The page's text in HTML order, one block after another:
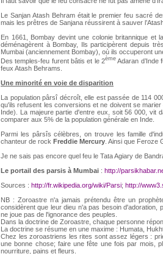
Le Sanjan Atash Behram était le premier feu sacré
mais les prêtres de Sanjana réussirent à sauver
En 1661, Bombay devint une colonie britannique et
déménagèrent à Bombay, Ils participèrent depuis
Mumbai (anciennement Bombay), où ils occuperont
Des temples-feu furent bâtis et le 2ème Adaran d’Inde
feux Atash Behrams.
Une minorité en voie de disparition
La population pârsî décroît, elle est passée de 114
qu'ils refusent les conversions et ne doivent se
Inde). La majeure partie d'entre eux, soit 56 000, vit
comparer aux 5% de la population générale en Inde.
Parmi les pârsîs célèbres, on trouve les famille
chanteur de rock Freddie Mercury . Ainsi que Feroze
Je ne sais pas encore quel feu le Tata Agiary de
Le portail des parsis à Mumbai : http://
Sources : http://fr.wikipedia.org/wiki/Parsi; http://
NB : Zoroastre n'a jamais prétendu être un
considèrent que leur dieu n'a pas besoin d'adoration,
ne joue pas de l'ignorance des peuples.
Dans la doctrine de Zoroastre, chaque personne
La doctrine se résume en une maxime : Humata,
Chez les zoroastriens les rites sont assez légers :
une bonne chose; faire une fête une fois par mois,
nourriture, pains et fleurs.